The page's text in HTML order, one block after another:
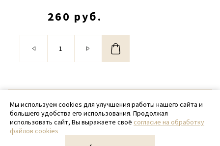
260 руб.
© 2020 - 2026 SamPack
+ 7 (918) 699-97-87
zakaz@sampack.store
Мы используем cookies для улучшения работы нашего сайта и
большего удобства его использования. Продолжая
использовать сайт, Вы выражаете своё согласие на обработку
файлов cookies